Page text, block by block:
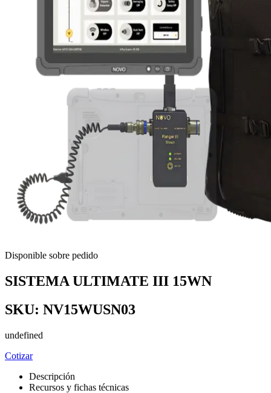
Disponible sobre pedido
SISTEMA ULTIMATE III 15WN
SKU: NV15WUSN03
undefined
Cotizar
Descripción
Recursos y fichas técnicas